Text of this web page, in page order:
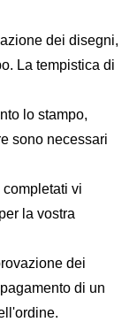
dei disegni,
La tempistica di
lo stampo,
sono necessari
vi
la vostra
dei
di un